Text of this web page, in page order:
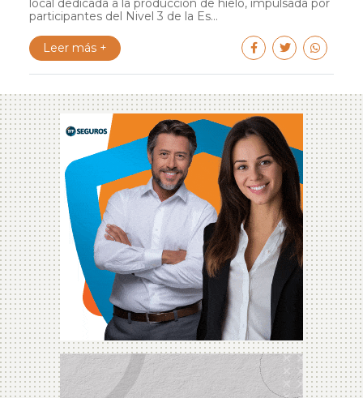
local dedicada a la producción de hielo, impulsada por
participantes del Nivel 3 de la Es...
Leer más +